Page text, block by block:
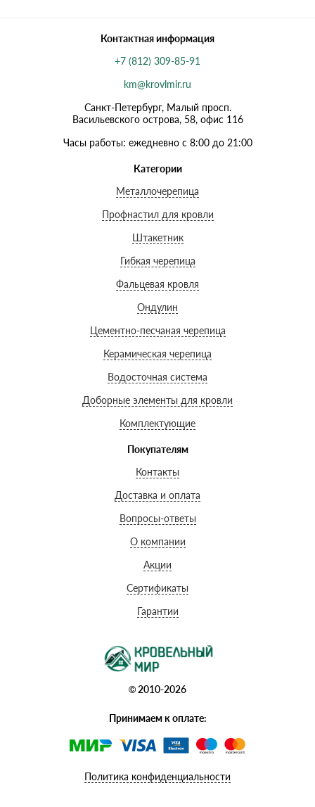
Контактная информация
+7 (812) 309-85-91
km@krovlmir.ru
Санкт-Петербург, Малый просп.
Васильевского острова, 58, офис 116
Часы работы: ежедневно с 8:00 до 21:00
Категории
Металлочерепица
Профнастил для кровли
Штакетник
Гибкая черепица
Фальцевая кровля
Ондулин
Цементно-песчаная черепица
Керамическая черепица
Водосточная система
Доборные элементы для кровли
Комплектующие
Покупателям
Контакты
Доставка и оплата
Вопросы-ответы
О компании
Акции
Сертификаты
Гарантии
© 2010-2026
Принимаем к оплате:
Политика конфиденциальности